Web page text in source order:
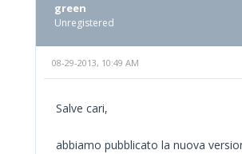
green
Unregistered
08-29-2013, 10:49 AM
Salve cari,
abbiamo pubblicato la nuova